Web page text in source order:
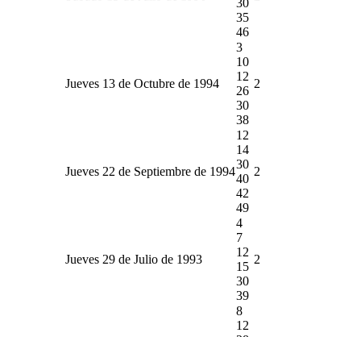
35
46
Jueves 13 de Octubre de 1994
3
10
12
26
30
38
2
Jueves 22 de Septiembre de 1994
12
14
30
40
42
49
2
Jueves 29 de Julio de 1993
4
7
12
15
30
39
2
8
12